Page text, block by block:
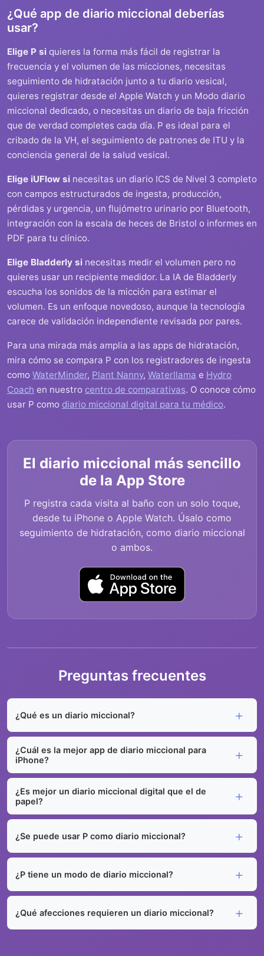
¿Qué app de diario miccional deberías
usar?
Elige P si quieres la forma más fácil de registrar la
frecuencia y el volumen de las micciones, necesitas
seguimiento de hidratación junto a tu diario vesical,
quieres registrar desde el Apple Watch y un Modo diario
miccional dedicado, o necesitas un diario de baja fricción
que de verdad completes cada día. P es ideal para el
cribado de la VH, el seguimiento de patrones de ITU y la
conciencia general de la salud vesical.
Elige iUFlow si necesitas un diario ICS de Nivel 3 completo
con campos estructurados de ingesta, producción,
pérdidas y urgencia, un flujómetro urinario por Bluetooth,
integración con la escala de heces de Bristol o informes en
PDF para tu clínico.
Elige Bladderly si necesitas medir el volumen pero no
quieres usar un recipiente medidor. La IA de Bladderly
escucha los sonidos de la micción para estimar el
volumen. Es un enfoque novedoso, aunque la tecnología
carece de validación independiente revisada por pares.
Para una mirada más amplia a las apps de hidratación,
mira cómo se compara P con los registradores de ingesta
como WaterMinder, Plant Nanny, Waterllama e Hydro
Coach en nuestro centro de comparativas. O conoce cómo
usar P como diario miccional digital para tu médico.
El diario miccional más sencillo
de la App Store
P registra cada visita al baño con un solo toque,
desde tu iPhone o Apple Watch. Úsalo como
seguimiento de hidratación, como diario miccional
o ambos.
Preguntas frecuentes
¿Qué es un diario miccional?
¿Cuál es la mejor app de diario miccional para
iPhone?
¿Es mejor un diario miccional digital que el de
papel?
¿Se puede usar P como diario miccional?
¿P tiene un modo de diario miccional?
¿Qué afecciones requieren un diario miccional?